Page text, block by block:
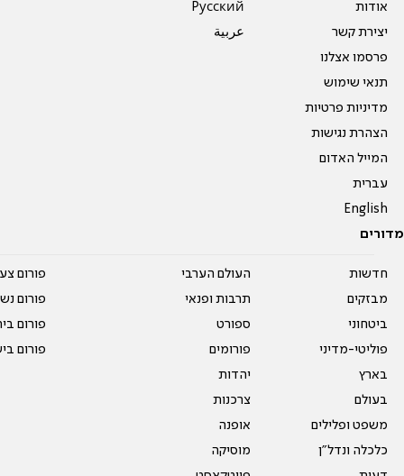
אודות
יצירת קשר
פרסמו אצלנו
תנאי שימוש
מדיניות פרטיות
הצהרת נגישות
המייל האדום
עברית
English
Pусский
عربية
מדורים
חדשות
מבזקים
ביטחוני
פוליטי-מדיני
בארץ
בעולם
משפט ופלילים
כלכלה ונדל"ן
העולם הערבי
תרבות ופנאי
ספורט
פורומים
יהדות
צרכנות
אופנה
מוסיקה
פורום
פורום
פורום
פורום